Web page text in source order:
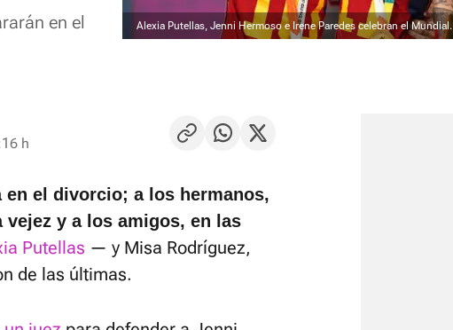
en el
Alexia Putellas, Jenni Hermoso e Irene Paredes celebran el Mundial.
h
en el divorcio; a los hermanos,
y a los amigos, en las
Putellas — y Misa Rodríguez,
de las últimas.